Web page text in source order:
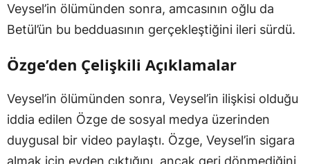
Veysel’in ölümünden sonra, amcasının oğlu da
Betül’ün bu bedduasının gerçekleştiğini ileri sürdü.
Özge’den Çelişkili Açıklamalar
Veysel’in ölümünden sonra, Veysel’in ilişkisi olduğu
iddia edilen Özge de sosyal medya üzerinden
duygusal bir video paylaştı. Özge, Veysel’in sigara
almak için evden çıktığını, ancak geri dönmediğini